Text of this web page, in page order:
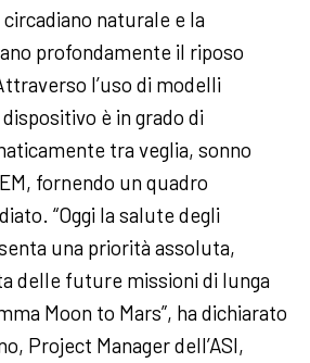
circadiano naturale e la
profondamente il riposo
l’uso di modelli
è in grado di
tra veglia, sonno
fornendo un quadro
“Oggi la salute degli
una priorità assoluta,
delle future missioni di lunga
Moon to Mars”, ha dichiarato
Project Manager dell’ASI,